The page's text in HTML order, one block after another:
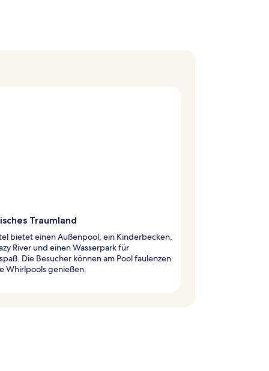
Traumland
bietet einen Außenpool, ein Kinderbecken,
River und einen Wasserpark für
Die Besucher können am Pool faulenzen
Whirlpools genießen.